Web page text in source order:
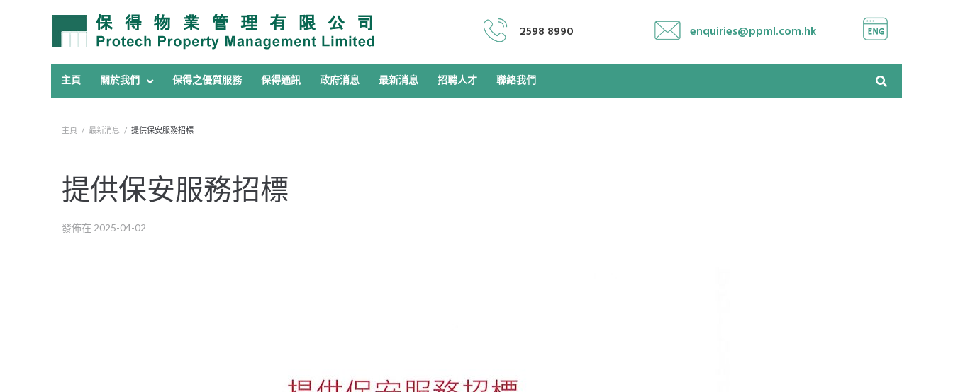
2598 8990 enquiries@ppml.com.hk
主頁 關於我們 保得之優質服務 保得通訊 政府消息 最新消息 招聘人才 聯絡我們
主頁 / 最新消息 / 提供保安服務招標
提供保安服務招標
發佈在 2025-04-02